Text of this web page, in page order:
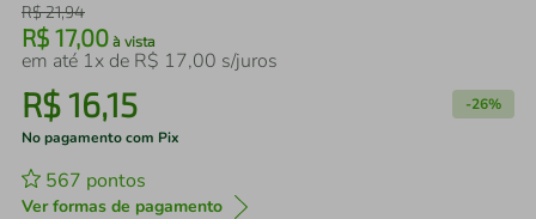
R$21,94
R$ 17,00 à vista
em até 1x de R$ 17,00 s/juros
R$16,15 -26%
No pagamento com Pix
567 pontos
Ver formas de pagamento